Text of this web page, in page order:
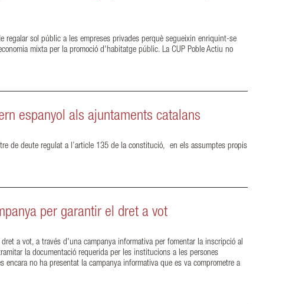
regalar sol públic a les empreses privades perquè segueixin enriquint-se
mixta per la promoció d'habitatge públic. La CUP Poble Actiu no
espanyol als ajuntaments catalans
de deute regulat a l’article 135 de la constitució, en els assumptes propis
per garantir el dret a vot
a vot, a través d'una campanya informativa per fomentar la inscripció al
la documentació requerida per les institucions a les persones
no ha presentat la campanya informativa que es va comprometre a